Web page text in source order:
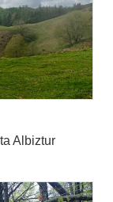
Albiztur